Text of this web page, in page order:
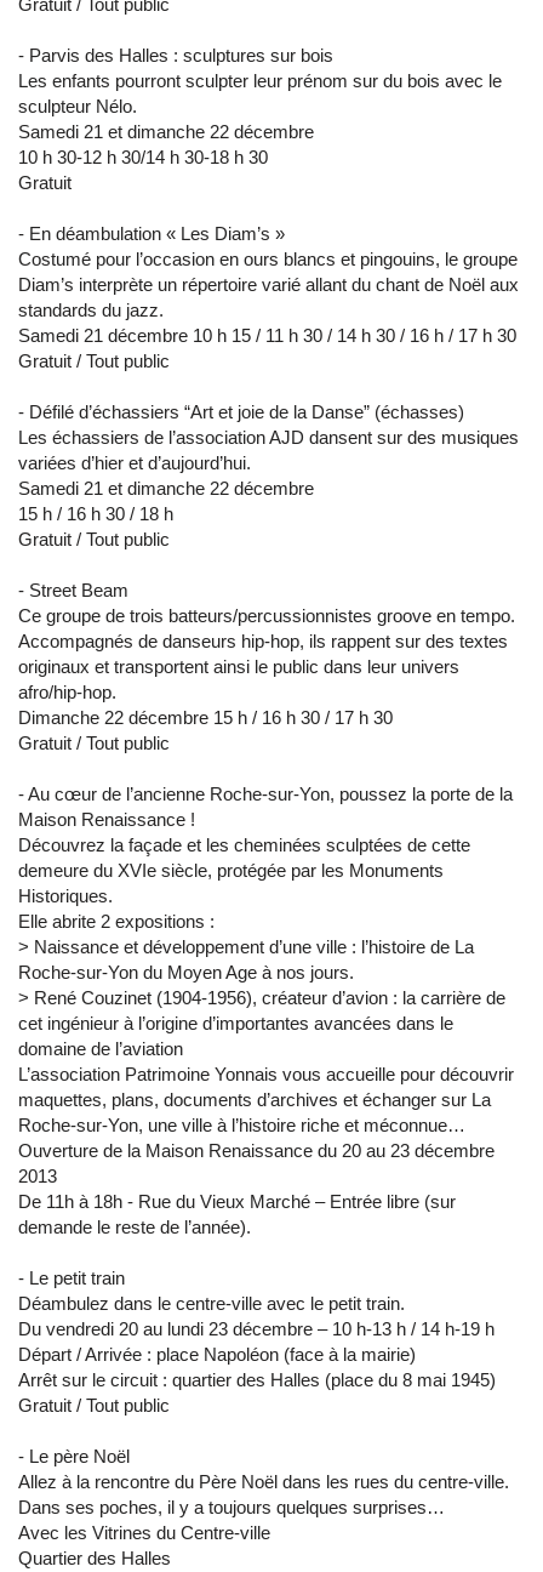
Gratuit / Tout public
- Parvis des Halles : sculptures sur bois
Les enfants pourront sculpter leur prénom sur du bois avec le
sculpteur Nélo.
Samedi 21 et dimanche 22 décembre
10 h 30-12 h 30/14 h 30-18 h 30
Gratuit
- En déambulation « Les Diam’s »
Costumé pour l’occasion en ours blancs et pingouins, le groupe
Diam’s interprète un répertoire varié allant du chant de Noël aux
standards du jazz.
Samedi 21 décembre 10 h 15 / 11 h 30 / 14 h 30 / 16 h / 17 h 30
Gratuit / Tout public
- Défilé d’échassiers “Art et joie de la Danse” (échasses)
Les échassiers de l’association AJD dansent sur des musiques
variées d’hier et d’aujourd’hui.
Samedi 21 et dimanche 22 décembre
15 h / 16 h 30 / 18 h
Gratuit / Tout public
- Street Beam
Ce groupe de trois batteurs/percussionnistes groove en tempo.
Accompagnés de danseurs hip-hop, ils rappent sur des textes
originaux et transportent ainsi le public dans leur univers
afro/hip-hop.
Dimanche 22 décembre 15 h / 16 h 30 / 17 h 30
Gratuit / Tout public
- Au cœur de l’ancienne Roche-sur-Yon, poussez la porte de la
Maison Renaissance !
Découvrez la façade et les cheminées sculptées de cette
demeure du XVIe siècle, protégée par les Monuments
Historiques.
Elle abrite 2 expositions :
> Naissance et développement d’une ville : l’histoire de La
Roche-sur-Yon du Moyen Age à nos jours.
> René Couzinet (1904-1956), créateur d’avion : la carrière de
cet ingénieur à l’origine d’importantes avancées dans le
domaine de l’aviation
L’association Patrimoine Yonnais vous accueille pour découvrir
maquettes, plans, documents d’archives et échanger sur La
Roche-sur-Yon, une ville à l’histoire riche et méconnue…
Ouverture de la Maison Renaissance du 20 au 23 décembre
2013
De 11h à 18h - Rue du Vieux Marché – Entrée libre (sur
demande le reste de l’année).
- Le petit train
Déambulez dans le centre-ville avec le petit train.
Du vendredi 20 au lundi 23 décembre – 10 h-13 h / 14 h-19 h
Départ / Arrivée : place Napoléon (face à la mairie)
Arrêt sur le circuit : quartier des Halles (place du 8 mai 1945)
Gratuit / Tout public
- Le père Noël
Allez à la rencontre du Père Noël dans les rues du centre-ville.
Dans ses poches, il y a toujours quelques surprises…
Avec les Vitrines du Centre-ville
Quartier des Halles